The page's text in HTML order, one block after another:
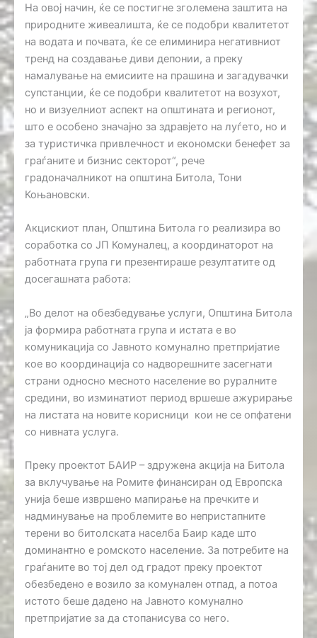
На овој начин, ќе се постигне зголемена заштита на
природните живеалишта, ќе се подобри квалитетот
на водата и почвата, ќе се елиминира негативниот
тренд на создавање диви депонии, а преку
намалување на емисиите на прашина и загадувачки
супстанции, ќе се подобри квалитетот на возухот,
но и визуелниот аспект на општината и регионот,
што е особено значајно за здравјето на луѓето, но и
за туристичка привлечност и економски бенефет за
граѓаните и бизнис секторот“, рече
градоначалникот на општина Битола, Тони
Коњановски.
Акцискиот план, Општина Битола го реализира во
соработка со ЈП Комуналец, а координаторот на
работната група ги презентираше резултатите од
досегашната работа:
„Во делот на обезбедување услуги, Општина Битола
ја формира работната група и истата е во
комуникација со Јавното комунално претпријатие
кое во координација со надворешните засегнати
страни односно месното население во руралните
средини, во изминатиот период вршеше ажурирање
на листата на новите корисници кои не се опфатени
со нивната услуга.
Преку проектот БАИР – здружена акција на Битола
за вклучување на Ромите финансиран од Европска
унија беше извршено мапирање на пречките и
надминување на проблемите во непристапните
терени во битолската населба Баир каде што
доминантно е ромското население. За потребите на
граѓаните во тој дел од градот преку проектот
обезбедено е возило за комунален отпад, а потоа
истото беше дадено на Јавното комунално
претпријатие за да стопанисува со него.